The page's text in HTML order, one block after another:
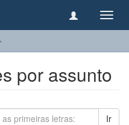
por assunto
Ir